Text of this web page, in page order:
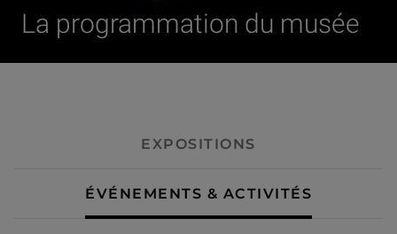
La programmation du musée
EXPOSITIONS
ÉVÉNEMENTS & ACTIVITÉS